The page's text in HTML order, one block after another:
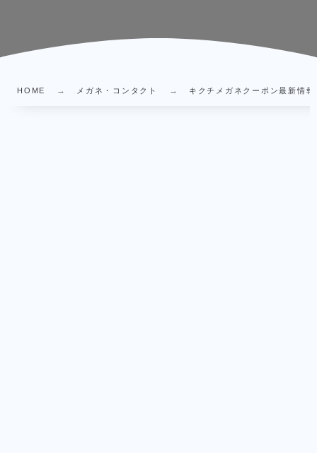
HOME メガネ・コンタクト キクチメガネクーポン最新情